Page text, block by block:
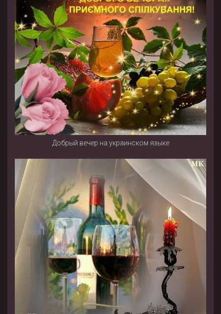
Добрый вечер на украинском языке